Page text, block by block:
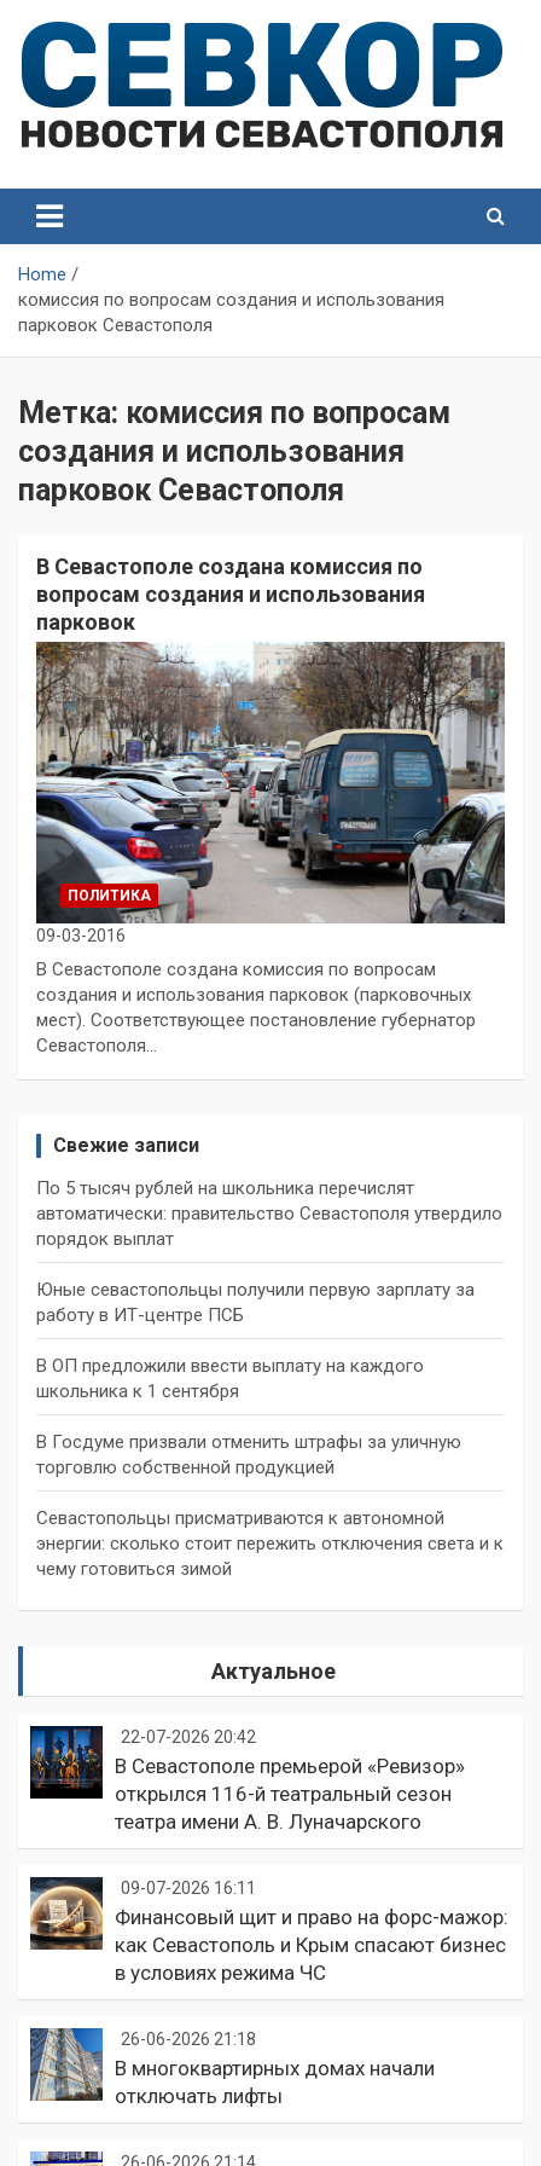
content
Севастополя
Севастополя
Home
комиссия по вопросам создания и использования
парковок Севастополя
Метка: комиссия по вопросам
создания и использования
парковок Севастополя
В Севастополе создана комиссия по
вопросам создания и использования
парковок
ПОЛИТИКА
09-03-2016
В Севастополе создана комиссия по вопросам
создания и использования парковок (парковочных
мест). Соответствующее постановление губернатор
Севастополя…
Свежие записи
По 5 тысяч рублей на школьника перечислят
автоматически: правительство Севастополя утвердило
порядок выплат
Юные севастопольцы получили первую зарплату за
работу в ИТ-центре ПСБ
В ОП предложили ввести выплату на каждого
школьника к 1 сентября
В Госдуме призвали отменить штрафы за уличную
торговлю собственной продукцией
Севастопольцы присматриваются к автономной
энергии: сколько стоит пережить отключения света и к
чему готовиться зимой
Актуальное
22-07-2026 20:42
В Севастополе премьерой «Ревизор»
открылся 116-й театральный сезон
театра имени А. В. Луначарского
09-07-2026 16:11
Финансовый щит и право на форс-мажор:
как Севастополь и Крым спасают бизнес
в условиях режима ЧС
26-06-2026 21:18
В многоквартирных домах начали
отключать лифты
26-06-2026 21:14